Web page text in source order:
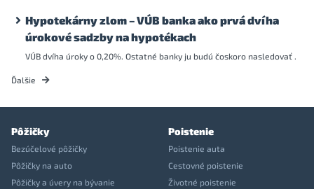
Hypotekárny zlom – VÚB banka ako prvá dvíha
úrokové sadzby na hypotékach
VÚB dvíha úroky o 0,20%. Ostatné banky ju budú čoskoro nasledovať .
Ďalšie
Pôžičky
Bezúčelové pôžičky
Pôžičky na auto
Pôžičky a úvery na bývanie
Poistenie
Poistenie auta
Cestovné poistenie
Životné poistenie